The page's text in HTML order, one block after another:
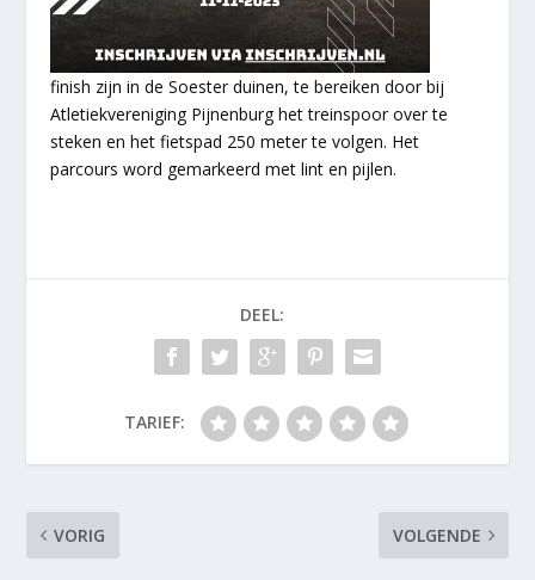
finish zijn in de Soester duinen, te bereiken door bij
Atletiekvereniging Pijnenburg het treinspoor over te
steken en het fietspad 250 meter te volgen. Het
parcours word gemarkeerd met lint en pijlen.
DEEL:
TARIEF:
VORIG VOLGENDE